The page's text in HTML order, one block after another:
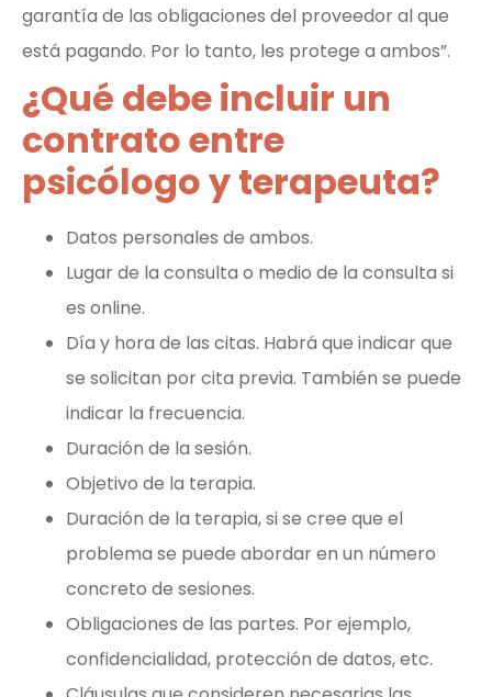
garantía de las obligaciones del proveedor al que
está pagando. Por lo tanto, les protege a ambos”.
¿Qué debe incluir un
contrato entre
psicólogo y terapeuta?
Datos personales de ambos.
Lugar de la consulta o medio de la consulta si
es online.
Día y hora de las citas. Habrá que indicar que
se solicitan por cita previa. También se puede
indicar la frecuencia.
Duración de la sesión.
Objetivo de la terapia.
Duración de la terapia, si se cree que el
problema se puede abordar en un número
concreto de sesiones.
Obligaciones de las partes. Por ejemplo,
confidencialidad, protección de datos, etc.